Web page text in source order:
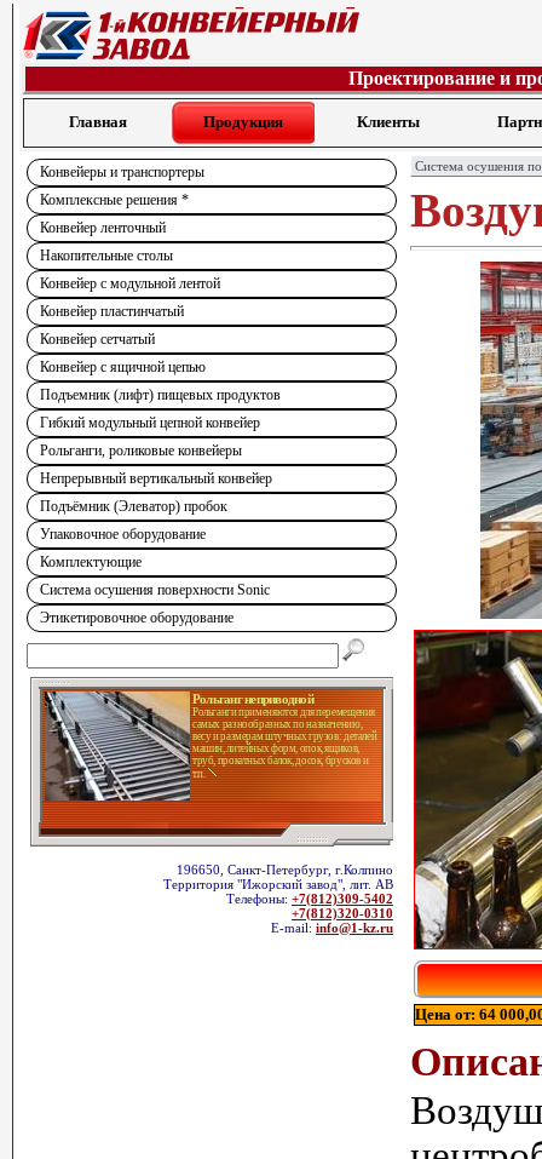
Проектирование и
Главная Продукция Клиенты
Конвейеры и транспортеры
Комплексные решения *
Конвейер ленточный
Накопительные столы
Конвейер с модульной лентой
Конвейер пластинчатый
Конвейер сетчатый
Конвейер с ящичной цепью
Подъемник (лифт) пищевых продуктов
Гибкий модульный цепной конвейер
Рольганги, роликовые конвейеры
Непрерывный вертикальный конвейер
Подъёмник (Элеватор) пробок
Упаковочное оборудование
Комплектующие
Система осушения поверхности Sonic
Этикетировочное оборудование
Рольганг неприводной
Рольганги применяются для перемещения
самых разнообразных по назначению,
весу и размерам штучных грузов: деталей
машин, литейных форм, опок, ящиков,
труб, прокатных балок, досок, брусков и
т.п.
196650, Санкт-Петербург, г.Колпино
Территория "Ижорский завод", лит. АВ
Телефоны: +7(812)309-5402
+7(812)320-0310
E-mail: info@1-kz.ru
Система осушения
Цена от: 64